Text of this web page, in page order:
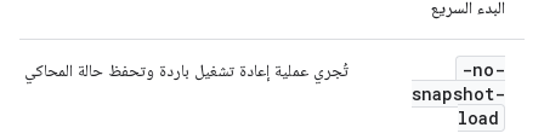
البدء السريع
-no-
snapshot-
load
تُجري عملية إعادة تشغيل باردة وتحفظ حالة المحاكي